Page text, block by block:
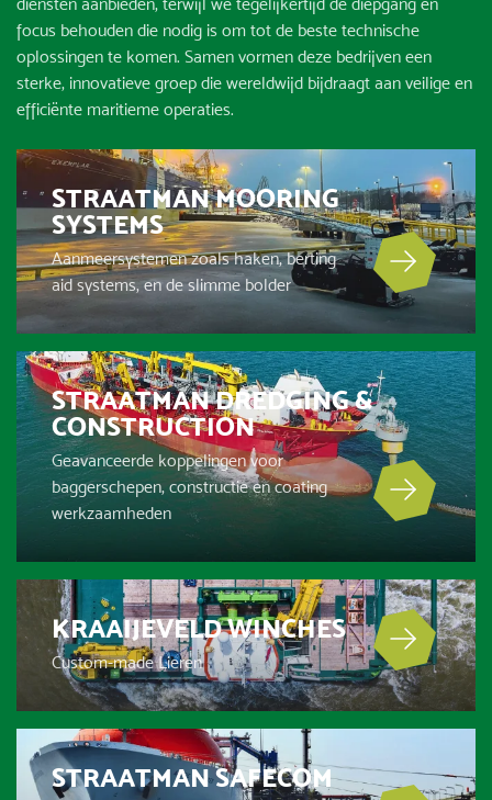
focus behouden die nodig is om tot de beste technische
oplossingen te komen. Samen vormen deze bedrijven een
sterke, innovatieve groep die wereldwijd bijdraagt aan veilige en
efficiënte maritieme operaties.
STRAATMAN MOORING
SYSTEMS
Aanmeersystemen zoals haken, berting
aid systems, en de slimme bolder
STRAATMAN DREDGING &
CONSTRUCTION
Geavanceerde koppelingen voor
baggerschepen, constructie en coating
werkzaamheden
KRAAIJEVELD WINCHES
Custom-made Lieren
STRAATMAN SAFECOM